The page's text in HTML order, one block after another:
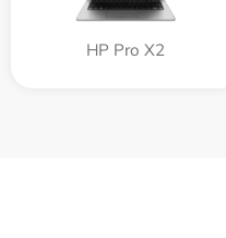
HP Pro X2